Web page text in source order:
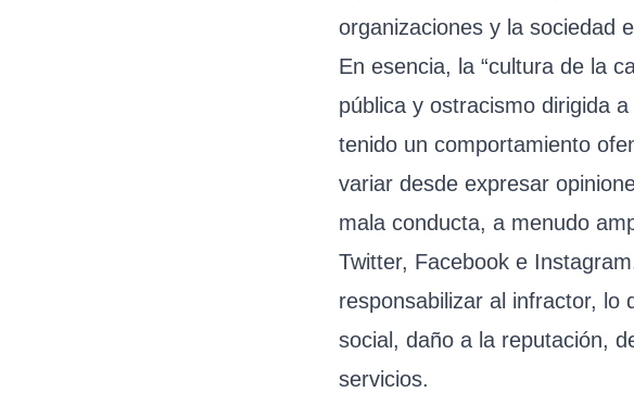
organizaciones y la sociedad
En esencia, la “cultura de la
pública y ostracismo dirigida
tenido un comportamiento
variar desde expresar
mala conducta, a menudo
Twitter, Facebook e
responsabilizar al infractor, lo
social, daño a la reputación,
servicios.